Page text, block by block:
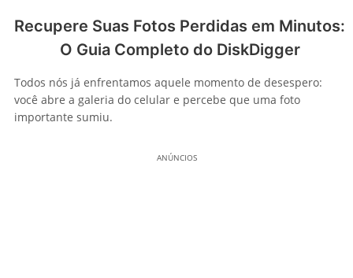
Recupere Suas Fotos Perdidas em Minutos:
O Guia Completo do DiskDigger
Todos nós já enfrentamos aquele momento de desespero:
você abre a galeria do celular e percebe que uma foto
importante sumiu.
ANÚNCIOS